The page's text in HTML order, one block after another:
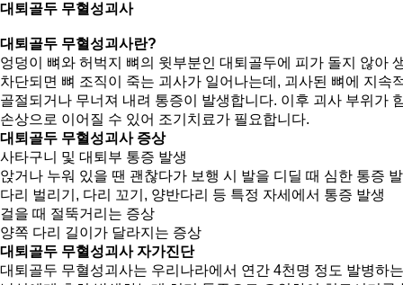
대퇴골두 무혈성괴사
대퇴골두 무혈성괴사란?
엉덩이 뼈와 허벅지 뼈의 윗부분인 대퇴골두에 피가 돌지 않아
차단되면 뼈 조직이 죽는 괴사가 일어나는데, 괴사된 뼈에 지속
골절되거나 무너져 내려 통증이 발생합니다. 이후 괴사 부위가
손상으로 이어질 수 있어 조기치료가 필요합니다.
대퇴골두 무혈성괴사 증상
사타구니 및 대퇴부 통증 발생
앉거나 누워 있을 땐 괜찮다가 보행 시 발을 디딜 때 심한 통증
다리 벌리기, 다리 꼬기, 양반다리 등 특정 자세에서 통증 발생
걸을 때 절뚝거리는 증상
양쪽 다리 길이가 달라지는 증상
대퇴골두 무혈성괴사 자가진단
대퇴골두 무혈성괴사는 우리나라에서 연간 4천명 정도 발병하